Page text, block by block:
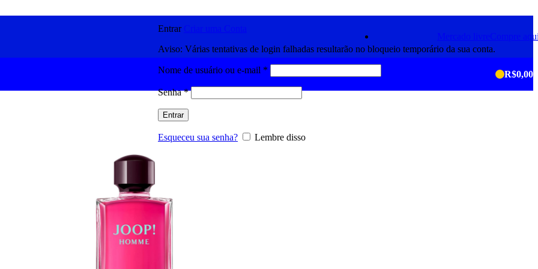
Mercado livreCompre
Entrar Criar uma Conta
Aviso: Várias tentativas de login falhadas resultarão no bloqueio temporário da sua conta.
Nome de usuário ou e-mail *
Senha*
Entrar
Esqueceu sua senha? Lembre disso
R$0,00